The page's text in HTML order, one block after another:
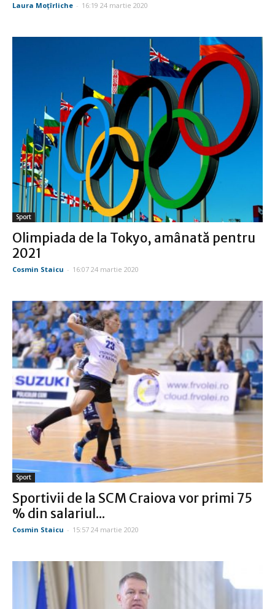
Laura Moţîrliche - 16:19 24 martie 2020
Sport
Olimpiada de la Tokyo, amânată pentru
2021
Cosmin Staicu - 16:07 24 martie 2020
Sport
Sportivii de la SCM Craiova vor primi 75
% din salariul...
Cosmin Staicu - 15:57 24 martie 2020